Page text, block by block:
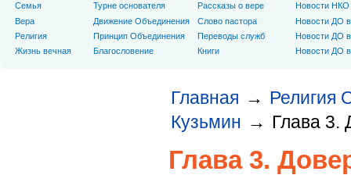
Главная → Религия
Кузьмин → Глава 3.
Глава 3.
Cемья
Вера
Религия
Жизнь вечная
Турне основателя
Движение Объединения
Принцип Объединения
Благословение
Рассказы о вере
Слово пастора
Переводы служб
Книги
Новости НКО
Новости ДО
Новости ДО
Новости ДО